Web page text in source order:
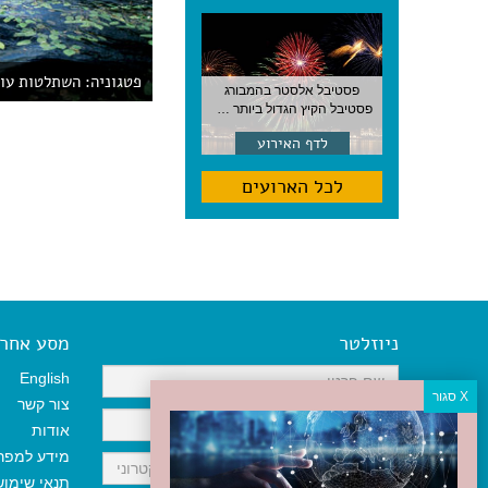
פסטיבל אלסטר בהמבורג
פסטיבל הקיץ הגדול ביותר בהמבורג, סוף אוגוסט, גרמניה
לדף האירוע
לכל הארועים
פטגוניה: השתלטות
ניוזלטר מסע אחר
English
צור קשר
אודות
מידע
תנאי